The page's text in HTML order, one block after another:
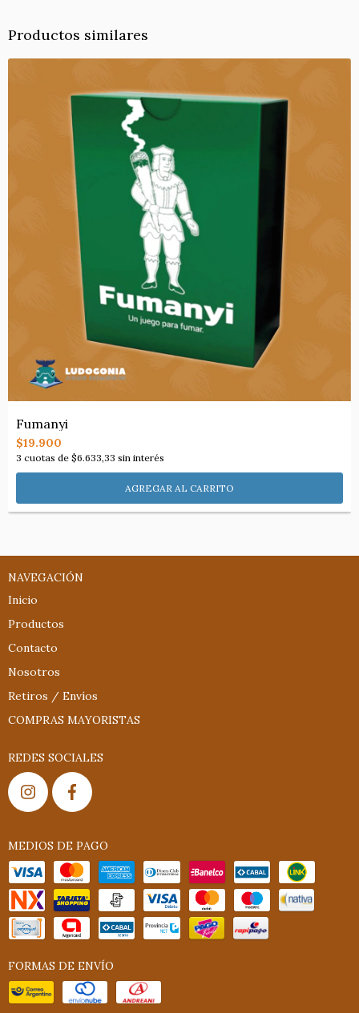
Productos similares
Fumanyi
$19.900
3 cuotas de $6.633,33 sin interés
NAVEGACIÓN
Inicio
Productos
Contacto
Nosotros
Retiros / Envíos
COMPRAS MAYORISTAS
REDES SOCIALES
MEDIOS DE PAGO
FORMAS DE ENVÍO